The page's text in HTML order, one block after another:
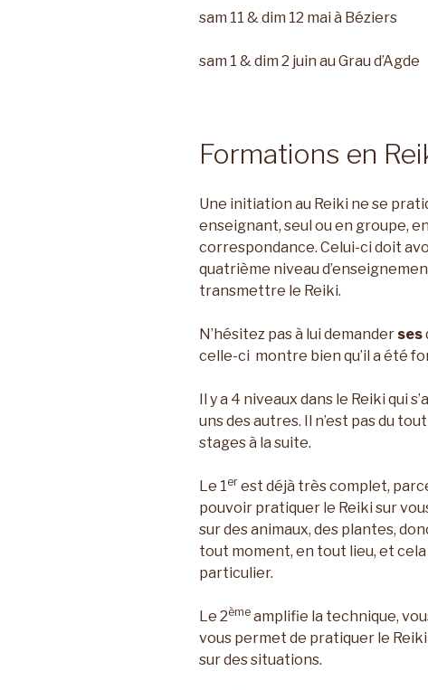
sam 11 & dim 12 mai à Béziers
sam 1 & dim 2 juin au Grau d’Agde
Formations en
Une initiation au Reiki ne se
enseignant, seul ou en groupe,
correspondance. Celui-ci doit
quatrième niveau
transmettre le Reiki.
N’hésitez pas à lui demanderses
celle-ci montre bien qu’il a été
Il y a 4 niveaux dans le Reiki qui
uns des autres. Il n’est pas du
stages à la suite.
Le 1 er est déjà très complet,
pouvoir pratiquer le Reiki sur
sur des animaux, des plantes,
tout moment, en tout lieu, et
particulier.
Le 2ème amplifie la technique,
vous permet de pratiquer le
sur des situations.